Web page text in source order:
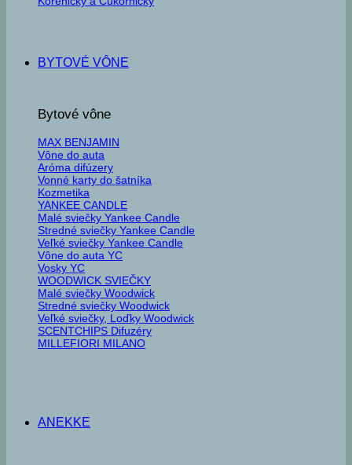
BYTOVÉ VÔNE
Bytové vône
MAX BENJAMIN
Vône do auta
Aróma difúzery
Vonné karty do šatníka
Kozmetika
YANKEE CANDLE
Malé sviečky Yankee Candle
Stredné sviečky Yankee Candle
Veľké sviečky Yankee Candle
Vône do auta YC
Vosky YC
WOODWICK SVIEČKY
Malé sviečky Woodwick
Stredné sviečky Woodwick
Veľké sviečky, Loďky Woodwick
SCENTCHIPS Difuzéry
MILLEFIORI MILANO
ANEKKE